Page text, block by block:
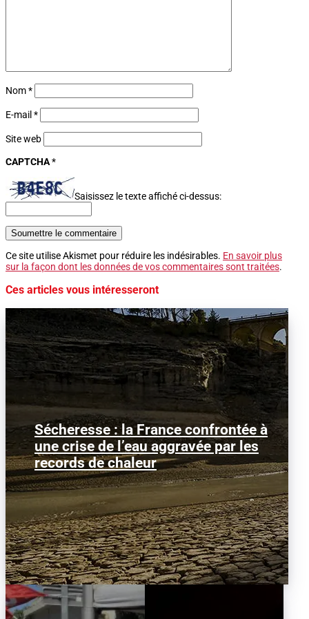
Nom*
E-mail *
Site web
CAPTCHA*
Saisissez le texte affiché ci-dessus:
Soumettre le commentaire
Ce site utilise Akismet pour réduire les indésirables. En savoir plus
sur la façon dont les données de vos commentaires sont traitées.
Ces articles vous intéresseront
Sécheresse : la France confrontée à
une crise de l’eau aggravée par les
records de chaleur
Image d'illustration : Le Tage à sec dans
la région de Guadalajara, en Espagne.
La France traverse...